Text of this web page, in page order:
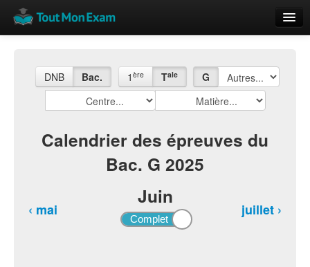
Vue globale
Rajouter
DNB Bac. 1 ère Tale G
Calendrier des épreuves du
Bac. G 2025
Juin
‹ mai juillet ›